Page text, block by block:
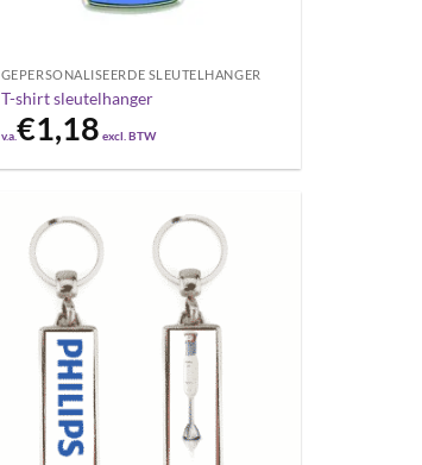
GEPERSONALISEERDE SLEUTELHANGER
T-shirt sleutelhanger
v.a.€1,18 excl. BTW